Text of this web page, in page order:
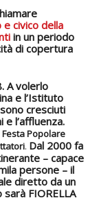
civico della
in un periodo
di copertura
A volerlo
e l’Istituto
cresciuti
l’affluenza.
Popolare
. Dal 2000 fa
– capace
persone– il
diretto da un
FIORELLA